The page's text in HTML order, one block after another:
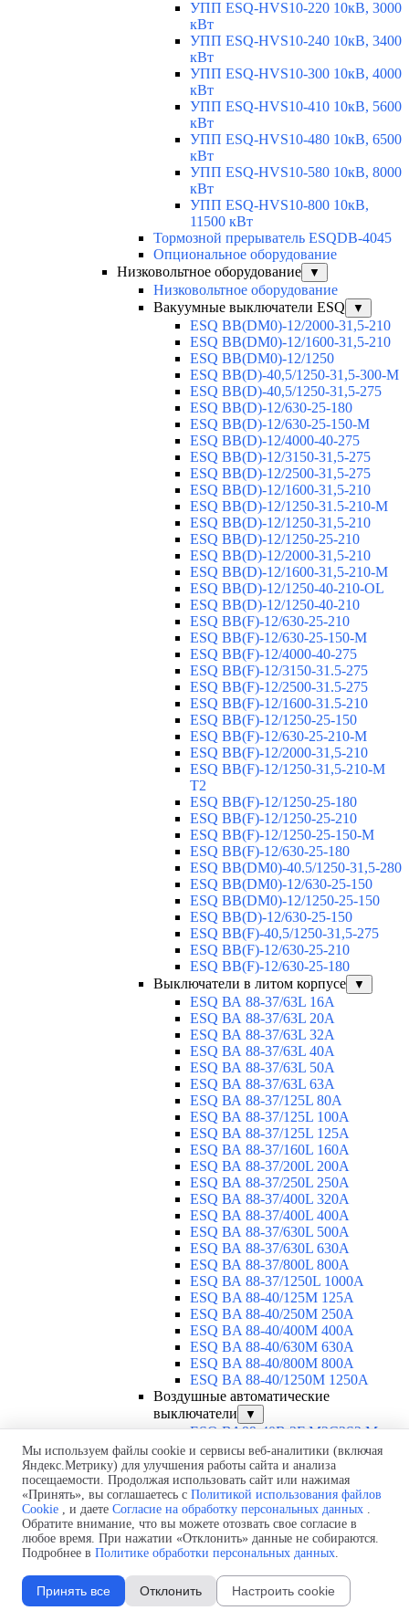
УПП ESQ-HVS10-220 10кВ, 3000
кВт
УПП ESQ-HVS10-240 10кВ, 3400
кВт
УПП ESQ-HVS10-300 10кВ, 4000
кВт
УПП ESQ-HVS10-410 10кВ, 5600
кВт
УПП ESQ-HVS10-480 10кВ, 6500
кВт
УПП ESQ-HVS10-580 10кВ, 8000
кВт
УПП ESQ-HVS10-800 10кВ,
11500 кВт
Тормозной прерыватель ESQDB-4045
Опциональное оборудование
Низковольтное оборудование
▼
Низковольтное оборудование
Вакуумные выключатели ESQ
▼
ESQ ВВ(DM0)-12/2000-31,5-210
ESQ ВВ(DM0)-12/1600-31,5-210
ESQ ВВ(DM0)-12/1250
ESQ ВВ(D)-40,5/1250-31,5-300-М
ESQ ВВ(D)-40,5/1250-31,5-275
ESQ ВВ(D)-12/630-25-180
ESQ ВВ(D)-12/630-25-150-М
ESQ ВВ(D)-12/4000-40-275
ESQ ВВ(D)-12/3150-31,5-275
ESQ ВВ(D)-12/2500-31,5-275
ESQ ВВ(D)-12/1600-31,5-210
ESQ ВВ(D)-12/1250-31.5-210-М
ESQ ВВ(D)-12/1250-31,5-210
ESQ ВВ(D)-12/1250-25-210
ESQ BB(D)-12/2000-31,5-210
ESQ BB(D)-12/1600-31,5-210-М
ESQ BB(D)-12/1250-40-210-OL
ESQ BB(D)-12/1250-40-210
ESQ ВВ(F)-12/630-25-210
ESQ ВВ(F)-12/630-25-150-М
ESQ ВВ(F)-12/4000-40-275
ESQ ВВ(F)-12/3150-31.5-275
ESQ ВВ(F)-12/2500-31.5-275
ESQ ВВ(F)-12/1600-31.5-210
ESQ ВВ(F)-12/1250-25-150
ESQ BB(F)-12/630-25-210-М
ESQ BB(F)-12/2000-31,5-210
ESQ BB(F)-12/1250-31,5-210-М
T2
ESQ BB(F)-12/1250-25-180
ESQ ВВ(F)-12/1250-25-210
ESQ ВВ(F)-12/1250-25-150-М
ESQ BB(F)-12/630-25-180
ESQ ВВ(DM0)-40.5/1250-31,5-280
ESQ ВВ(DM0)-12/630-25-150
ESQ ВВ(DM0)-12/1250-25-150
ESQ BB(D)-12/630-25-150
ESQ ВВ(F)-40,5/1250-31,5-275
ESQ ВВ(F)-12/630-25-210
ESQ ВВ(F)-12/630-25-180
Выключатели в литом корпусе
▼
ESQ ВА 88-37/63L 16A
ESQ ВА 88-37/63L 20A
ESQ ВА 88-37/63L 32A
ESQ ВА 88-37/63L 40A
ESQ ВА 88-37/63L 50A
ESQ ВА 88-37/63L 63A
ESQ ВА 88-37/125L 80A
ESQ ВА 88-37/125L 100A
ESQ ВА 88-37/125L 125A
ESQ ВА 88-37/160L 160A
ESQ ВА 88-37/200L 200A
ESQ ВА 88-37/250L 250A
ESQ ВА 88-37/400L 320A
ESQ ВА 88-37/400L 400A
ESQ ВА 88-37/630L 500A
ESQ ВА 88-37/630L 630A
ESQ ВА 88-37/800L 800A
ESQ ВА 88-37/1250L 1000A
ESQ BA 88-40/125M 125A
ESQ BA 88-40/250M 250A
ESQ BA 88-40/400M 400A
ESQ BA 88-40/630М 630A
ESQ BA 88-40/800M 800A
ESQ BA 88-40/1250М 1250A
Воздушные автоматические
выключатели
▼
ESQ ВА99-40B 3F M2C2S2 M
2500A
ESQ ВА99-40A 3F M2C2S2 М
800A
ESQ ВА99-40A 3F M2C2S2 М
630A
ESQ ВА99-40A 3F M2C2S2 М
2000A
ESQ ВА99-40A 3F M2C2S2 М
1600A
ESQ ВА99-40A 3F M2C2S2 М
Мы используем файлы cookie и сервисы веб-аналитики (включая
Яндекс.Метрику) для улучшения работы сайта и анализа
посещаемости. Продолжая использовать сайт или нажимая
«Принять», вы соглашаетесь с Политикой использования файлов
Cookie , и даете Согласие на обработку персональных данных .
Обратите внимание, что вы можете отозвать свое согласие в
любое время. При нажатии «Отклонить» данные не собираются.
Подробнее в Политике обработки персональных данных.
Принять все Отклонить Настроить cookie